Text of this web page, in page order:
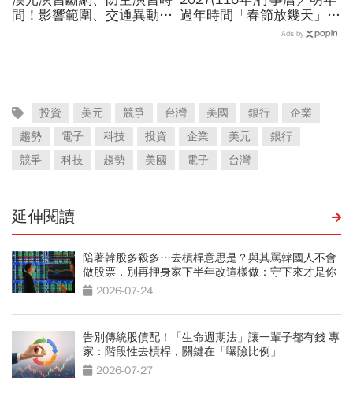
間！影響範圍、交通異動… 過年時間「春節放幾天」、
寒假時間暑假日期？連假3
Ads by
投資 美元 競爭 台灣 美國 銀行
企業
趨勢
電子 科技 投資 企業 美元
銀行
競爭
科技 趨勢 美國 電子 台灣
延伸閱讀
陪著韓股多殺多…去槓桿意思是？與其罵韓國人不會
做股票，別再押身家下半年改這樣做：守下來才是你
的錢2026-07-24
告別傳統股債配！「生命週期法」讓一輩子都有錢 專
家：階段性去槓桿，關鍵在「曝險比例」
2026-07-27